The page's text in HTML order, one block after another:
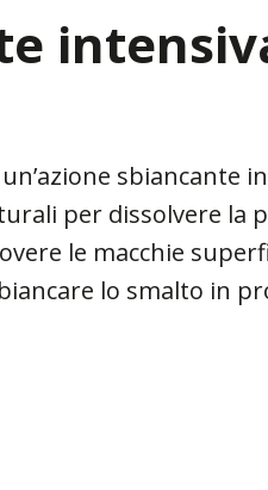
sbiancante
per dissolvere la
le macchie
lo smalto in